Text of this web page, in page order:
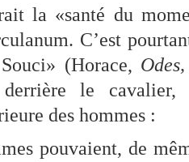
la «santé du
C’est
(Horace, Odes,
derrière le
des hommes :
pouvaient, de